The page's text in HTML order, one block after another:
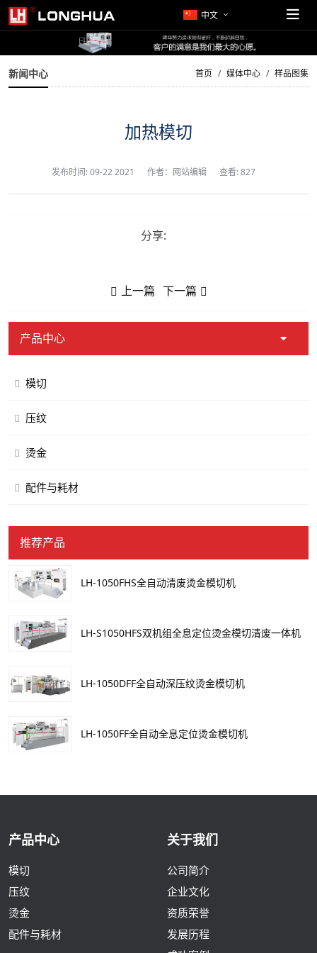
中文
新闻中心 首页 媒体中心 样品图集
加热模切
发布时间:09-22 2021 作者：网站编辑 查看: 827
分享:
上一篇 下一篇
产品中心
模切
压纹
烫金
配件与耗材
推荐产品
LH-1050FHS全自动清废烫金模切机
LH-S1050HFS双机组全息定位烫金模切清废一体机
LH-1050DFF全自动深压纹烫金模切机
LH-1050FF全自动全息定位烫金模切机
产品中心
模切
压纹
烫金
配件与耗材
关于我们
公司简介
企业文化
资质荣誉
发展历程